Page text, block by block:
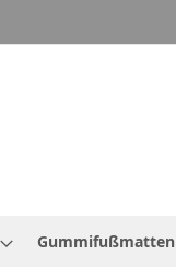
Gummifußmatten